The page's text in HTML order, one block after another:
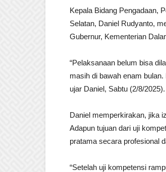
Kepala Bidang Pengadaan,
Selatan, Daniel Rudyanto,
Gubernur, Kementerian
“Pelaksanaan belum bisa
masih di bawah enam
ujar Daniel, Sabtu (2/8/2025).
Daniel memperkirakan, jika
Adapun tujuan dari uji
pratama secara profesional
“Setelah uji kompetensi